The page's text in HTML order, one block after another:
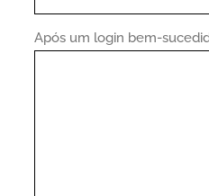
Após um login bem-